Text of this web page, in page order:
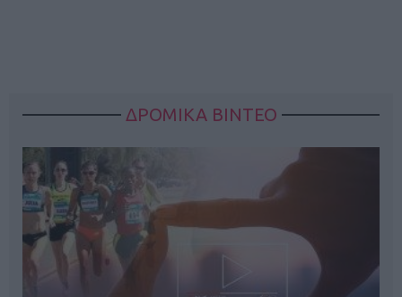
ΔΡΟΜΙΚΑ ΒΙΝΤΕΟ